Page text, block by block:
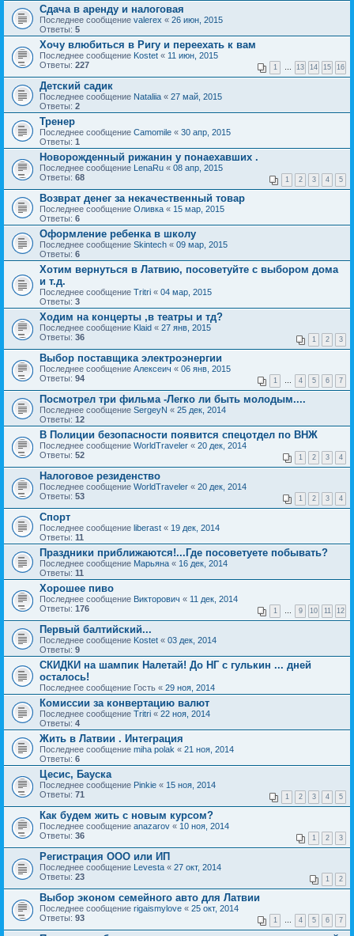
Сдача в аренду и налоговая
Последнее сообщение valerex « 26 июн, 2015
Ответы: 5
Хочу влюбиться в Ригу и переехать к вам
Последнее сообщение Kostet « 11 июн, 2015
Ответы: 227 1 … 13 14 15 16
Детский садик
Последнее сообщение Nataliia « 27 май, 2015
Ответы: 2
Тренер
Последнее сообщение Camomile « 30 апр, 2015
Ответы: 1
Новорожденный рижанин у понаехавших .
Последнее сообщение LenaRu « 08 апр, 2015
Ответы: 68 1 2 3 4 5
Возврат денег за некачественный товар
Последнее сообщение Оливка « 15 мар, 2015
Ответы: 6
Оформление ребенка в школу
Последнее сообщение Skintech « 09 мар, 2015
Ответы: 6
Хотим вернуться в Латвию, посоветуйте с выбором дома
и т.д.
Последнее сообщение Tritri « 04 мар, 2015
Ответы: 3
Ходим на концерты ,в театры и тд?
Последнее сообщение Klaid « 27 янв, 2015
Ответы: 36 1 2 3
Выбор поставщика электроэнергии
Последнее сообщение Алексеич « 06 янв, 2015
Ответы: 94 1 … 4 5 6 7
Посмотрел три фильма -Легко ли быть молодым....
Последнее сообщение SergeyN « 25 дек, 2014
Ответы: 12
В Полиции безопасности появится спецотдел по ВНЖ
Последнее сообщение WorldTraveler « 20 дек, 2014
Ответы: 52 1 2 3 4
Налоговое резиденство
Последнее сообщение WorldTraveler « 20 дек, 2014
Ответы: 53 1 2 3 4
Спорт
Последнее сообщение liberast « 19 дек, 2014
Ответы: 11
Праздники приближаются!...Где посоветуете побывать?
Последнее сообщение Марьяна « 16 дек, 2014
Ответы: 11
Хорошее пиво
Последнее сообщение Викторович « 11 дек, 2014
Ответы: 176 1 … 9 10 11 12
Первый балтийский...
Последнее сообщение Kostet « 03 дек, 2014
Ответы: 9
СКИДКИ на шампик Налетай! До НГ с гулькин ... дней
осталось!
Последнее сообщение Гость « 29 ноя, 2014
Комиссии за конвертацию валют
Последнее сообщение Tritri « 22 ноя, 2014
Ответы: 4
Жить в Латвии . Интеграция
Последнее сообщение miha polak « 21 ноя, 2014
Ответы: 6
Цесис, Бауска
Последнее сообщение Pinkie « 15 ноя, 2014
Ответы: 71 1 2 3 4 5
Как будем жить с новым курсом?
Последнее сообщение anazarov « 10 ноя, 2014
Ответы: 36 1 2 3
Регистрация ООО или ИП
Последнее сообщение Levesta « 27 окт, 2014
Ответы: 23 1 2
Выбор эконом семейного авто для Латвии
Последнее сообщение rigaismylove « 25 окт, 2014
Ответы: 93 1 … 4 5 6 7